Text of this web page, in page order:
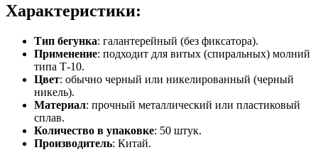
Характеристики:
Тип бегунка: галантерейный (без фиксатора).
Применение: подходит для витых (спиральных) молний
типа Т-10.
Цвет: обычно черный или никелированный (черный
никель).
Материал: прочный металлический или пластиковый
сплав.
Количество в упаковке: 50 штук.
Производитель: Китай.